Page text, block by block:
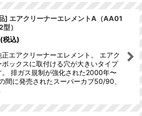
] エアクリーナーエレメントA（AA01
）
(税込)
正エアクリーナーエレメント。 エアク
ボックスに取付ける穴が大きいタイプ
。 排ガス規制が強化された2000年〜
間に発売されたスーパーカブ50/90、